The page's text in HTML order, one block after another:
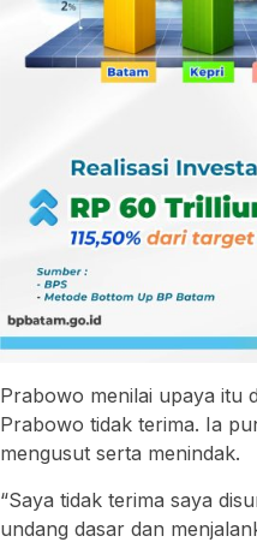
Prabowo menilai upaya itu
Prabowo tidak terima. Ia
mengusut serta menindak.
“Saya tidak terima saya
undang dasar dan